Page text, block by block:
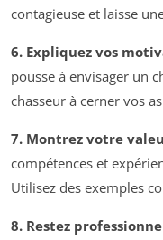
contagieuse et laisse
6. Expliquez vos
pousse à envisager un
chasseur à cerner vos
7. Montrez votre
compétences et
Utilisez des exemples
8. Restez